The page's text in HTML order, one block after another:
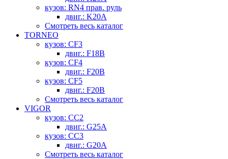
кузов: RN4 прав. руль
двиг.: K20A
Смотреть весь каталог
TORNEO
кузов: CF3
двиг.: F18B
кузов: CF4
двиг.: F20B
кузов: CF5
двиг.: F20B
Смотреть весь каталог
VIGOR
кузов: CC2
двиг.: G25A
кузов: CC3
двиг.: G20A
Смотреть весь каталог